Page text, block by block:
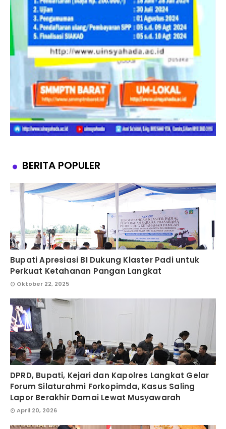
BERITA POPULER
Bupati Apresiasi BI Dukung Klaster Padi untuk
Perkuat Ketahanan Pangan Langkat
Oktober 22, 2025
DPRD, Bupati, Kejari dan Kapolres Langkat Gelar
Forum Silaturahmi Forkopimda, Kasus Saling
Lapor Berakhir Damai Lewat Musyawarah
April 20, 2026